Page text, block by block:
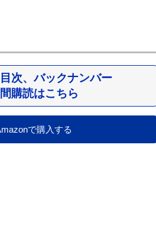
次、バックナンバー
購読はこちら
で購入する